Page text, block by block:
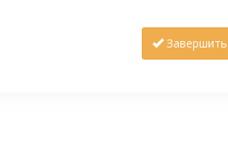
Завершить